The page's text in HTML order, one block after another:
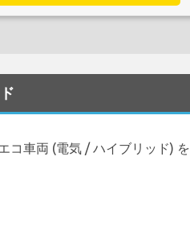
コ車両 (電気 / ハイブリッド) を